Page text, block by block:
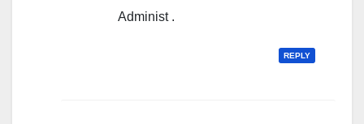
Administ .
REPLY